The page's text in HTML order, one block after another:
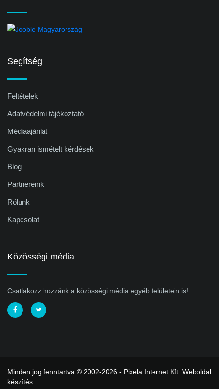
Segítség
Feltételek
Adatvédelmi tájékoztató
Médiaajánlat
Gyakran ismételt kérdések
Blog
Partnereink
Rólunk
Kapcsolat
Közösségi média
Csatlakozz hozzánk a közösségi média egyéb felületein is!
Minden jog fenntartva © 2002-2026 - Pixela Internet Kft. Weboldal
készítés